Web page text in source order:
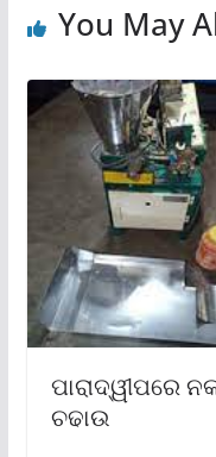
You May
ପାରାଦ୍ୱୀପରେ
ଚଢାଉ